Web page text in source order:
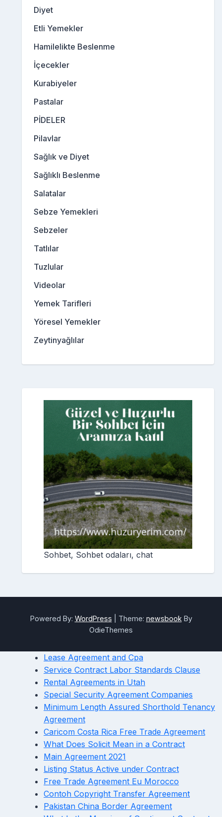
Diyet
Etli Yemekler
Hamilelikte Beslenme
İçecekler
Kurabiyeler
Pastalar
PİDELER
Pilavlar
Sağlık ve Diyet
Sağlıklı Beslenme
Salatalar
Sebze Yemekleri
Sebzeler
Tatlılar
Tuzlular
Videolar
Yemek Tarifleri
Yöresel Yemekler
Zeytinyağlılar
Sohbet, Sohbet odaları, chat
Powered By: WordPress Theme: newsbook By
OdieThemes
Lease Agreement and Cpa
Service Contract Labor Standards Clause
Rental Agreements in Utah
Special Security Agreement Companies
Minimum Length Assured Shorthold Tenancy
Agreement
Caricom Costa Rica Free Trade Agreement
What Does Solicit Mean in a Contract
Main Agreement 2021
Listing Status Active under Contract
Free Trade Agreement Eu Morocco
Contoh Copyright Transfer Agreement
Pakistan China Border Agreement